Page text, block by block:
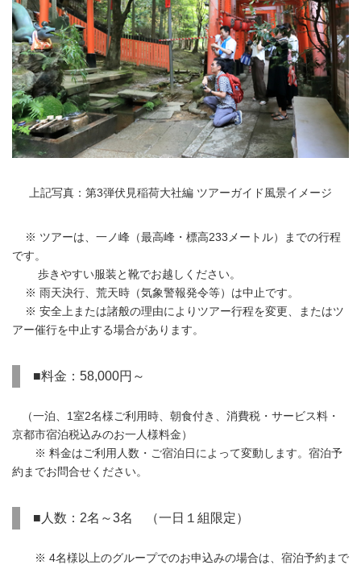
上記写真：第3弾伏見稲荷大社編 ツアーガイド風景イメージ
※ ツアーは、一ノ峰（最高峰・標高233メートル）までの行程
です。
歩きやすい服装と靴でお越しください。
※ 雨天決行、荒天時（気象警報発令等）は中止です。
※ 安全上または諸般の理由によりツアー行程を変更、またはツ
アー催行を中止する場合があります。
■料金：58,000円～
（一泊、1室2名様ご利用時、朝食付き、消費税・サービス料・
京都市宿泊税込みのお一人様料金）
※ 料金はご利用人数・ご宿泊日によって変動します。宿泊予
約までお問合せください。
■人数：2名～3名 （一日１組限定）
※ 4名様以上のグループでのお申込みの場合は、宿泊予約まで